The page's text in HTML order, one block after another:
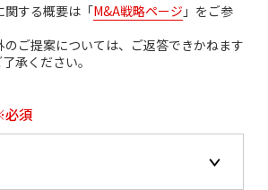
する概要は「M&A戦略ページ 」をご参
のご提案については、ご返答できかねます
承ください。
須